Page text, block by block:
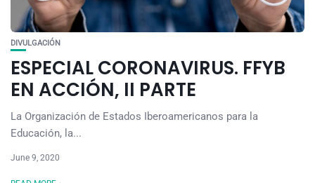
DIVULGACIÓN
ESPECIAL CORONAVIRUS. FFYB
EN ACCIÓN, II PARTE
La Organización de Estados Iberoamericanos para la
Educación, la...
June 9, 2020